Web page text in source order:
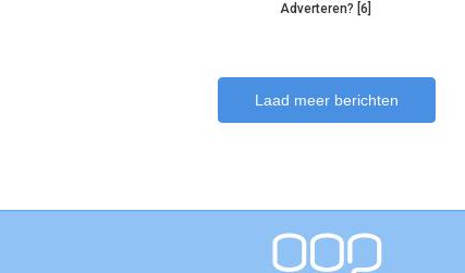
Adverteren? [6]
Laad meer berichten